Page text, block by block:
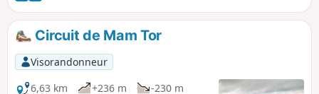
balade.
Circuit de Mam Tor
Visorandonneur
6,63 km
+236 m
-230 m